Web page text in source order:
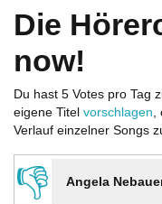
Die
now!
Du hast 5 Votes pro Tag
eigene Titel vorschlagen,
Verlauf einzelner Songs
👎 Angela